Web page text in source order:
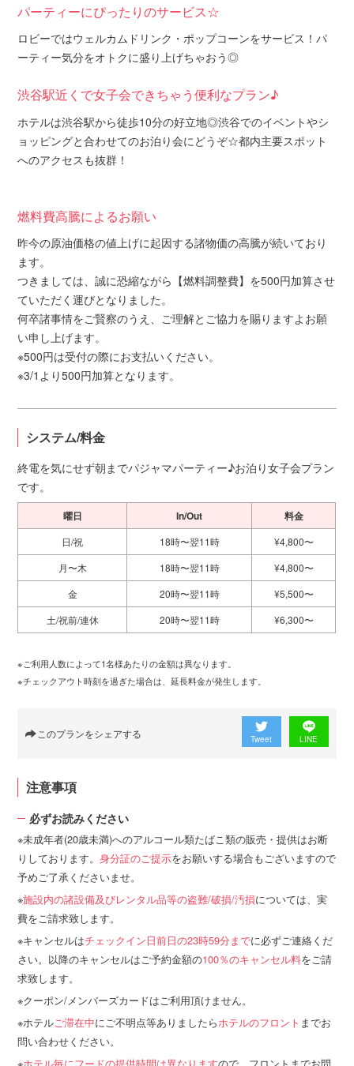
パーティーにぴったりのサービス☆
ロビーではウェルカムドリンク・ポップコーンをサービス！パ
ーティー気分をオトクに盛り上げちゃおう◎
渋谷駅近くで女子会できちゃう便利なプラン♪
ホテルは渋谷駅から徒歩10分の好立地◎渋谷でのイベントやシ
ョッピングと合わせてのお泊り会にどうぞ☆都内主要スポット
へのアクセスも抜群！
燃料費高騰によるお願い
昨今の原油価格の値上げに起因する諸物価の高騰が続いており
ます。
つきましては、誠に恐縮ながら【燃料調整費】を500円加算させ
ていただく運びとなりました。
何卒諸事情をご賢察のうえ、ご理解とご協力を賜りますよお願
い申し上げます。
※500円は受付の際にお支払いください。
※3/1より500円加算となります。
システム/料金
終電を気にせず朝までパジャマパーティー♪お泊り女子会プラン
です。
曜日 In/Out 料金
日/祝 18時〜翌11時
¥4,800〜
月〜木
18時〜翌11時
¥4,800〜
金
20時〜翌11時
¥5,500〜
土/祝前/連休
20時〜翌11時 ¥6,300〜
※ご利用人数によって1名様あたりの金額は異なります。
※チェックアウト時刻を過ぎた場合は、延長料金が発生します。
このプランをシェアする Tweet LINE
注意事項
必ずお読みください
未成年者(20歳未満)へのアルコール類たばこ類の販売・提供はお断
りしております。身分証のご提示をお願いする場合もございますので
予めご了承くださいませ。
施設内の諸設備及びレンタル品等の盗難/破損/汚損については、実
費をご請求致します。
キャンセルはチェックイン日前日の23時59分までに必ずご連絡くだ
さい。以降のキャンセルはご予約金額の100％のキャンセル料をご請
求致します。
クーポン/メンバーズカードはご利用頂けません。
ホテルご滞在中にご不明点等ありましたらホテルのフロント までお
問い合わせください。